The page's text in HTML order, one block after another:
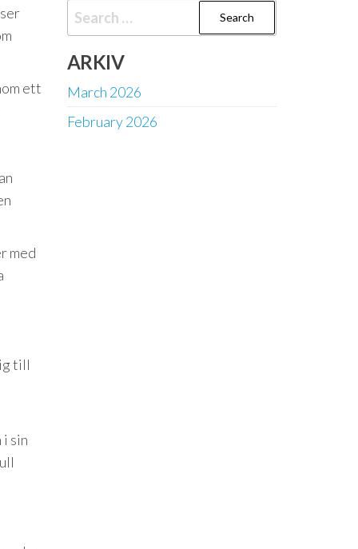
ett
med
till
sin
Search
for:
ARKIV
March 2026
February 2026